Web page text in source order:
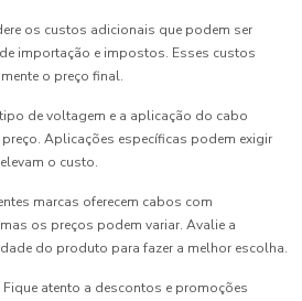
os custos adicionais que podem ser
importação e impostos. Esses custos
o preço final.
de voltagem e a aplicação do cabo
Aplicações específicas podem exigir
o custo.
marcas oferecem cabos com
os preços podem variar. Avalie a
do produto para fazer a melhor escolha.
Fique atento a descontos e promoções